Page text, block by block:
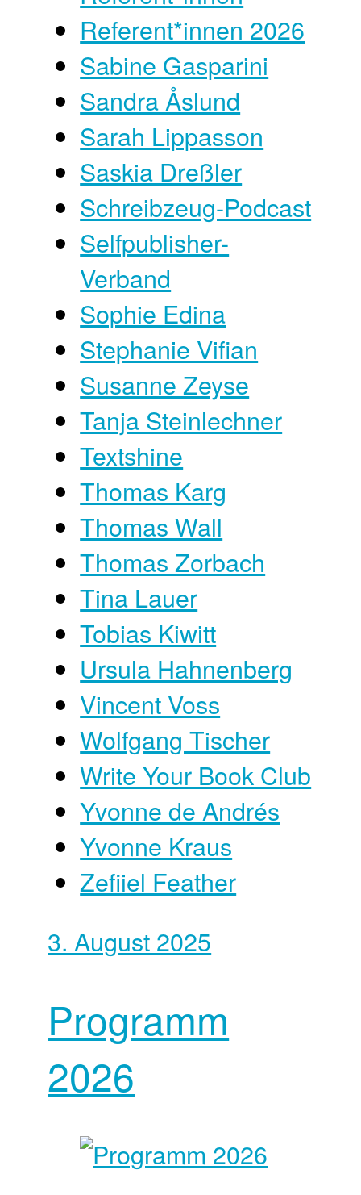
Referent*innen 2026
Sabine Gasparini
Sandra Åslund
Sarah Lippasson
Saskia Dreßler
Schreibzeug-Podcast
Selfpublisher-
Verband
Sophie Edina
Stephanie Vifian
Susanne Zeyse
Tanja Steinlechner
Textshine
Thomas Karg
Thomas Wall
Thomas Zorbach
Tina Lauer
Tobias Kiwitt
Ursula Hahnenberg
Vincent Voss
Wolfgang Tischer
Write Your Book Club
Yvonne de Andrés
Yvonne Kraus
Zefiiel Feather
3. August 2025
Programm
2026